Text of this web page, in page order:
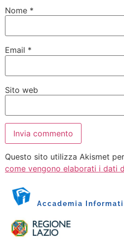
Nome *
Email *
Sito web
Questo sito utilizza Akismet
come vengono elaborati i dati
Accademia